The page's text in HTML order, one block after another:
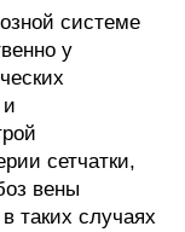
системе
у
сетчатки,
вены
таких случаях